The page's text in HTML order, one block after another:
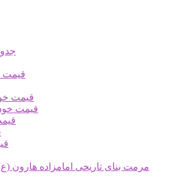
قیمت
قیمت
قیمت
مرمت بنای تاریخی امامزاده هارون